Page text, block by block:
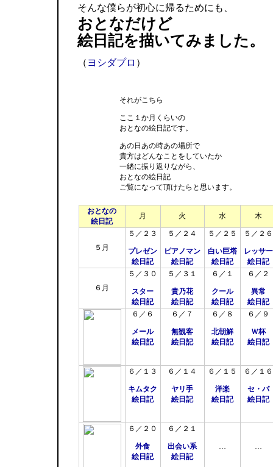
そんな僕らが初心に帰るためにも、
おとなだけど
絵日記を描いてみました。
（ ヨシダプロ ）
それがこちら
ここ１か月くらいの
おとなの絵日記です。
あの日あの時あの場所で
貴方はどんなことをしていたか
一緒に振り返りながら、
おとなの絵日記
ご覧になって頂けたらと思います。
おとなの
絵日記
月 火 水 木
５月
５／２３
プレゼン
絵日記
５／２４
ピアノマン
絵日記
５／２５
白い巨塔
絵日記
５／２６
レッサー
絵日記
６月
５／３０
スター
絵日記
５／３１
貴乃花
絵日記
６／１
クール
絵日記
６／２
異常
絵日記
６／６
メール
絵日記
６／７
無観客
絵日記
６／８
北朝鮮
絵日記
６／９
Ｗ杯
絵日記
６／１３
キムタク
絵日記
６／１４
ヤリ手
絵日記
６／１５
洋楽
絵日記
６／１６
セ・パ
絵日記
６／２０
外食
絵日記
６／２１
出会い系
絵日記
… …